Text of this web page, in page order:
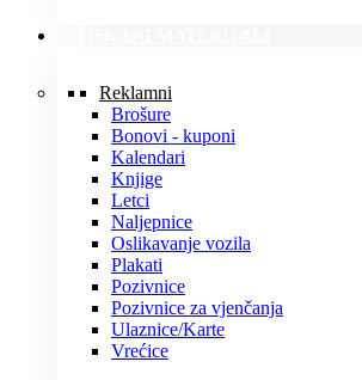
Reklamni
Brošure
Bonovi - kuponi
Kalendari
Knjige
Letci
Naljepnice
Oslikavanje vozila
Plakati
Pozivnice
Pozivnice za vjenčanja
Ulaznice/Karte
Vrećice